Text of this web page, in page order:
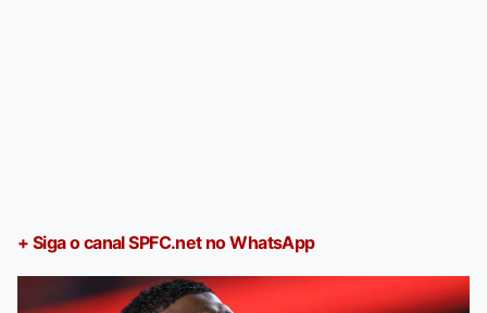
+ Siga o canal SPFC.net no WhatsApp